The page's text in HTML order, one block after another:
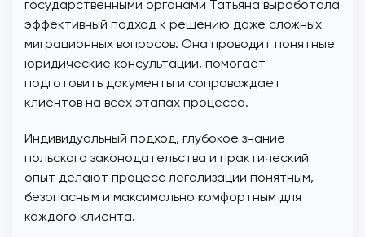
государственными органами Татьяна выработала
эффективный подход к решению даже сложных
миграционных вопросов. Она проводит понятные
юридические консультации, помогает
подготовить документы и сопровождает
клиентов на всех этапах процесса.
Индивидуальный подход, глубокое знание
польского законодательства и практический
опыт делают процесс легализации понятным,
безопасным и максимально комфортным для
каждого клиента.